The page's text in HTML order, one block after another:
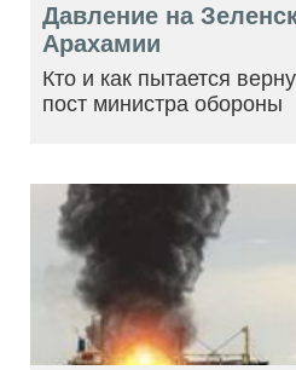
Давление на
Арахамии
Кто и как пытается
пост министра обороны